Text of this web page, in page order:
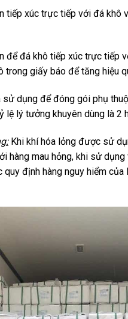
tiếp xúc trực tiếp với đá khô
để đá khô tiếp xúc trực tiếp
trong giấy báo để tăng hiệu
sử dụng để đóng gói phụ
lệ lý tưởng khuyên dùng là 2
Khi khí hóa lỏng được sử
hàng mau hỏng, khi sử
quy định hàng nguy hiểm của